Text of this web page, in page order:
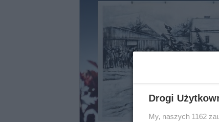
Drogi
My, naszych 1162